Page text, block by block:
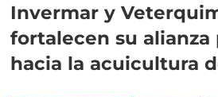
Invermar y
fortalecen su alianza
hacia la acuicultura